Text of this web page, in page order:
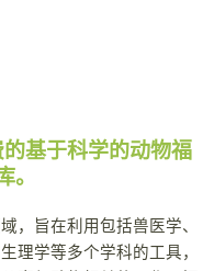
基于科学的动物福
。
，旨在利用包括兽医学、
理学等多个学科的工具，